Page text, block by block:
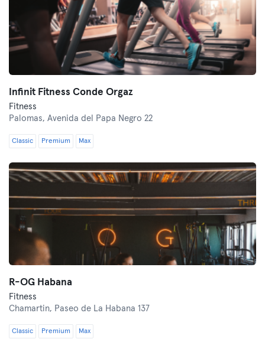
Infinit Fitness Conde Orgaz
Fitness
Palomas, Avenida del Papa Negro 22
Classic Premium Max
R-OG Habana
Fitness
Chamartin, Paseo de La Habana 137
Classic Premium Max